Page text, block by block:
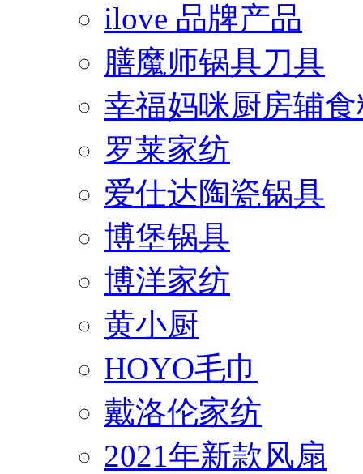
ilove 品牌产品
膳魔师锅具刀具
幸福妈咪厨房辅
罗莱家纺
爱仕达陶瓷锅具
博堡锅具
博洋家纺
黄小厨
HOYO毛巾
戴洛伦家纺
2021年新款风扇